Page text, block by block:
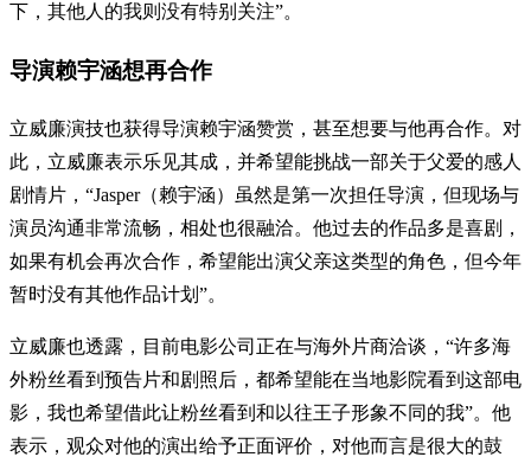
下，其他人的我则没有特别关注”。
导演赖宇涵想再合作
立威廉演技也获得导演赖宇涵赞赏，甚至想要与他再合作。对
此，立威廉表示乐见其成，并希望能挑战一部关于父爱的感人
剧情片，“Jasper（赖宇涵）虽然是第一次担任导演，但现场与
演员沟通非常流畅，相处也很融洽。他过去的作品多是喜剧，
如果有机会再次合作，希望能出演父亲这类型的角色，但今年
暂时没有其他作品计划”。
立威廉也透露，目前电影公司正在与海外片商洽谈，“许多海
外粉丝看到预告片和剧照后，都希望能在当地影院看到这部电
影，我也希望借此让粉丝看到和以往王子形象不同的我”。他
表示，观众对他的演出给予正面评价，对他而言是很大的鼓